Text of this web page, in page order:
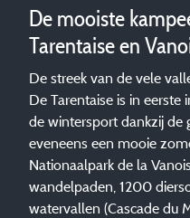
De mooiste
Tarentaise en
De streek van de vele
De Tarentaise is in
de wintersport dankzij de
eveneens een mooie
Nationaalpark de la
wandelpaden, 1200
watervallen (Cascade du